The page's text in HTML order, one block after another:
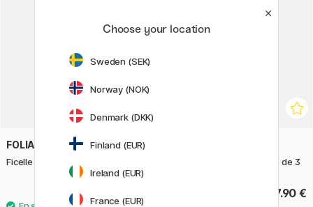
FOLIA
Ficelle en papier pastel 20 m BOSS Mini Nature vibes lot de 3
7.90 €
Choose your location
Sweden (SEK)
Norway (NOK)
Denmark (DKK)
Finland (EUR)
Ireland (EUR)
France (EUR)